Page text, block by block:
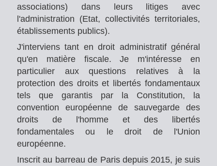
associations) dans leurs litiges avec
l'administration (Etat, collectivités territoriales,
établissements publics).
J'interviens tant en droit administratif général
qu'en matière fiscale. Je m'intéresse en
particulier aux questions relatives à la
protection des droits et libertés fondamentaux
tels que garantis par la Constitution, la
convention européenne de sauvegarde des
droits de l'homme et des libertés
fondamentales ou le droit de l'Union
européenne.
Inscrit au barreau de Paris depuis 2015, je suis